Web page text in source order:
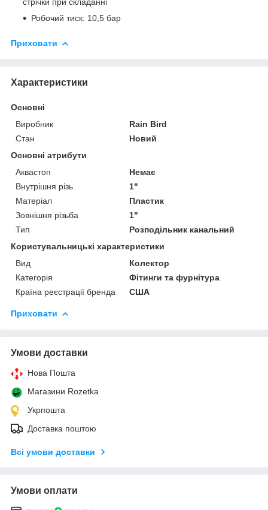
Робочий тиск: 10,5 бар
Приховати
Характеристики
Основні
Виробник
Rain Bird
Стан
Новий
Основні атрибути
Аквастоп
Немає
Внутрішня різь
1"
Матеріал
Пластик
Зовнішня різьба
1"
Тип
Розподільник канальний
Користувальницькі характеристики
Вид
Колектор
Категорія
Фітинги та фурнітура
Країна реєстрації бренда
США
Приховати
Умови доставки
Нова Пошта
Магазини Rozetka
Укрпошта
Доставка поштою
Всі умови доставки
Умови оплати